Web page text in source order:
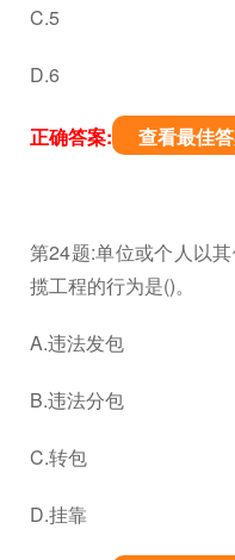
C.5
D.6
正确答案: 查看最佳
第24题:单位或个人以
揽工程的行为是()。
A.违法发包
B.违法分包
C.转包
D.挂靠